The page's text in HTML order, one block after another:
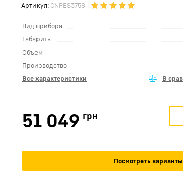
Артикул: CNPES3758
Вид прибора
Габариты
Объем
Производство
Все характеристики
51 049 грн
Посмотреть